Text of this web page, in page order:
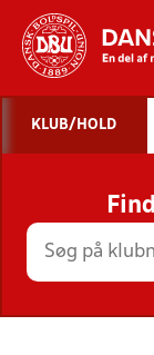
KLUB/HOLD